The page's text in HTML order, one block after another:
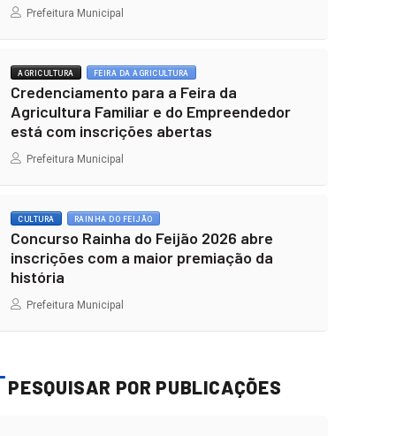
Prefeitura Municipal
AGRICULTURA FEIRA DA AGRICULTURA
Credenciamento para a Feira da
Agricultura Familiar e do Empreendedor
está com inscrições abertas
Prefeitura Municipal
CULTURA RAINHA DO FEIJÃO
Concurso Rainha do Feijão 2026 abre
inscrições com a maior premiação da
história
Prefeitura Municipal
PESQUISAR POR PUBLICAÇÕES